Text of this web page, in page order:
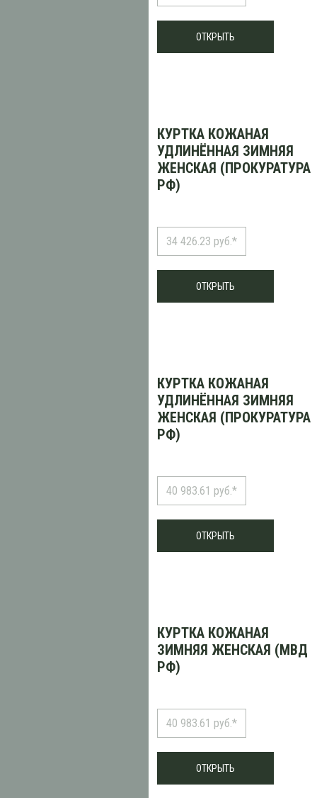
ОТКРЫТЬ
КУРТКА КОЖАНАЯ
УДЛИНЁННАЯ ЗИМНЯЯ
ЖЕНСКАЯ (ПРОКУРАТУРА
РФ)
34 426.23 руб.*
ОТКРЫТЬ
КУРТКА КОЖАНАЯ
УДЛИНЁННАЯ ЗИМНЯЯ
ЖЕНСКАЯ (ПРОКУРАТУРА
РФ)
40 983.61 руб.*
ОТКРЫТЬ
КУРТКА КОЖАНАЯ
ЗИМНЯЯ ЖЕНСКАЯ (МВД
РФ)
40 983.61 руб.*
ОТКРЫТЬ